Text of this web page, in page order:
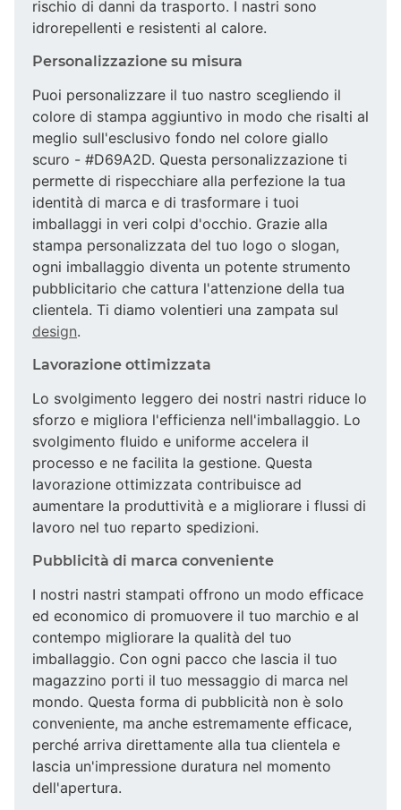
rischio di danni da trasporto. I nastri sono
idrorepellenti e resistenti al calore.
Personalizzazione su misura
Puoi personalizzare il tuo nastro scegliendo il
colore di stampa aggiuntivo in modo che risalti al
meglio sull'esclusivo fondo nel colore giallo
scuro - #D69A2D. Questa personalizzazione ti
permette di rispecchiare alla perfezione la tua
identità di marca e di trasformare i tuoi
imballaggi in veri colpi d'occhio. Grazie alla
stampa personalizzata del tuo logo o slogan,
ogni imballaggio diventa un potente strumento
pubblicitario che cattura l'attenzione della tua
clientela. Ti diamo volentieri una zampata sul
design.
Lavorazione ottimizzata
Lo svolgimento leggero dei nostri nastri riduce lo
sforzo e migliora l'efficienza nell'imballaggio. Lo
svolgimento fluido e uniforme accelera il
processo e ne facilita la gestione. Questa
lavorazione ottimizzata contribuisce ad
aumentare la produttività e a migliorare i flussi di
lavoro nel tuo reparto spedizioni.
Pubblicità di marca conveniente
I nostri nastri stampati offrono un modo efficace
ed economico di promuovere il tuo marchio e al
contempo migliorare la qualità del tuo
imballaggio. Con ogni pacco che lascia il tuo
magazzino porti il tuo messaggio di marca nel
mondo. Questa forma di pubblicità non è solo
conveniente, ma anche estremamente efficace,
perché arriva direttamente alla tua clientela e
lascia un'impressione duratura nel momento
dell'apertura.